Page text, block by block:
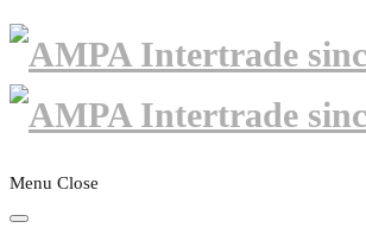
Menu Close